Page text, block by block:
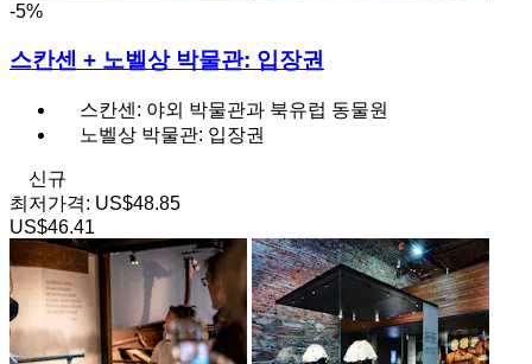
-5%
스칸센 + 노벨상 박물관: 입장권
스칸센: 야외 박물관과 북유럽 동물원
노벨상 박물관: 입장권
신규
최저가격: US$48.85
US$46.41